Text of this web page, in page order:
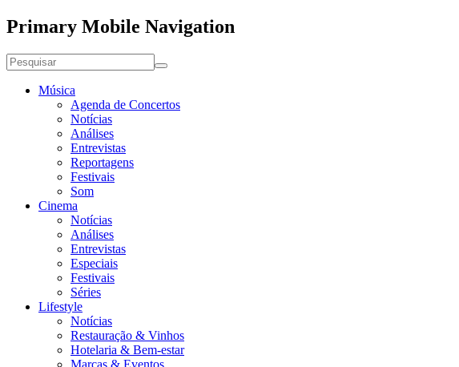
Primary Mobile Navigation
Música
Agenda de Concertos
Notícias
Análises
Entrevistas
Reportagens
Festivais
Som
Cinema
Notícias
Análises
Entrevistas
Especiais
Festivais
Séries
Lifestyle
Notícias
Restauração & Vinhos
Hotelaria & Bem-estar
Marcas & Eventos